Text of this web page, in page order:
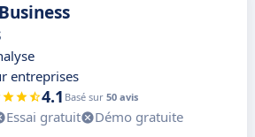
entreprises
4.1 Basé sur 50 avis
Essai gratuit
Démo gratuite